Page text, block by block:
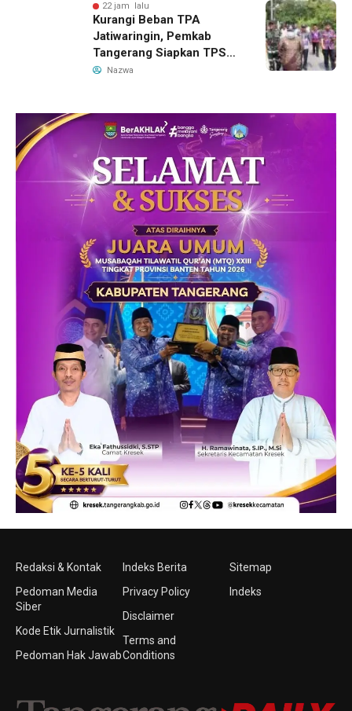
22 jam lalu
Kurangi Beban TPA
Jatiwaringin, Pemkab
Tangerang Siapkan TPS3R
Baru di Tigaraksa
Nazwa
Redaksi & Kontak
Pedoman Media
Siber
Kode Etik Jurnalistik
Pedoman Hak Jawab
Indeks Berita
Privacy Policy
Disclaimer
Terms and
Conditions
Sitemap
Indeks